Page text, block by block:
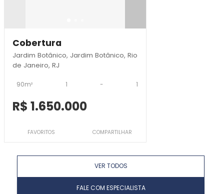
Cobertura
Jardim Botânico, Jardim Botânico, Rio
de Janeiro, RJ
90m² 1 - 1
R$ 1.650.000
FAVORITOS COMPARTILHAR
VER TODOS
FALE COM ESPECIALISTA